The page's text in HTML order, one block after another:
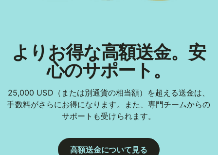
よりお得な高額送金。安
心のサポート。
25,000 USD（または別通貨の相当額）を超える送金は、
手数料がさらにお得になります。また、専門チームからの
サポートも受けられます。
高額送金について見る